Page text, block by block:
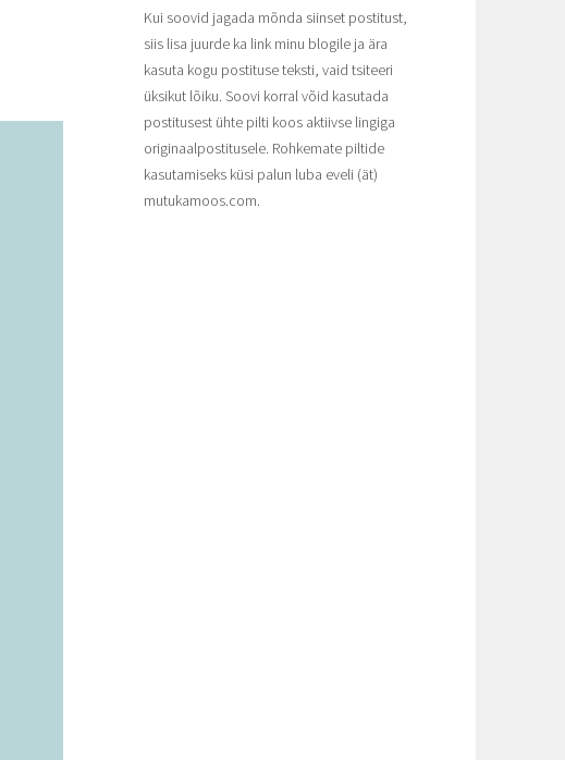
Kui soovid jagada mõnda siinset postitust,
siis lisa juurde ka link minu blogile ja ära
kasuta kogu postituse teksti, vaid tsiteeri
üksikut lõiku. Soovi korral võid kasutada
postitusest ühte pilti koos aktiivse lingiga
originaalpostitusele. Rohkemate piltide
kasutamiseks küsi palun luba eveli (ät)
mutukamoos.com.